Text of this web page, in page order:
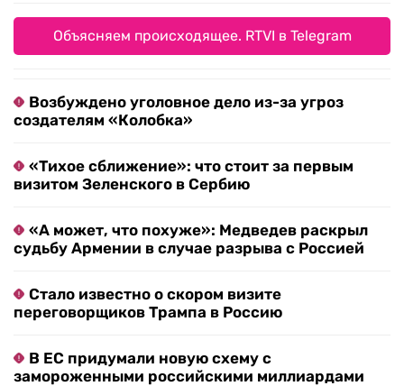
Объясняем происходящее. RTVI в Telegram
Возбуждено уголовное дело из-за угроз
создателям «Колобка»
«Тихое сближение»: что стоит за первым
визитом Зеленского в Сербию
«А может, что похуже»: Медведев раскрыл
судьбу Армении в случае разрыва с Россией
Стало известно о скором визите
переговорщиков Трампа в Россию
В ЕС придумали новую схему с
замороженными российскими миллиардами